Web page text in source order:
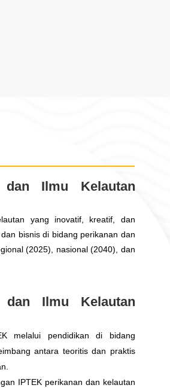
Ilmu Kelautan
yang inovatif, kreatif, dan
bisnis di bidang perikanan dan
(2025), nasional (2040), dan
dan Ilmu Kelautan
melalui pendidikan di bidang
antara teoritis dan praktis
IPTEK perikanan dan kelautan